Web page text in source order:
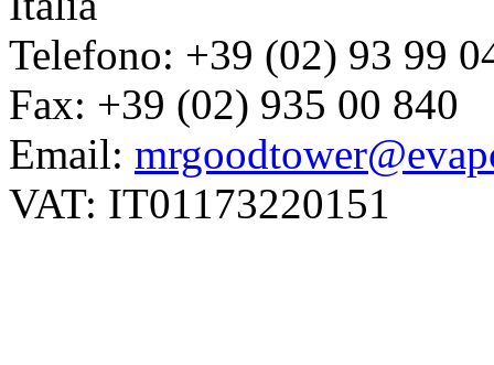
Telefono: +39 (02) 93 99
Fax: +39 (02) 935 00 840
Email:
VAT: IT01173220151